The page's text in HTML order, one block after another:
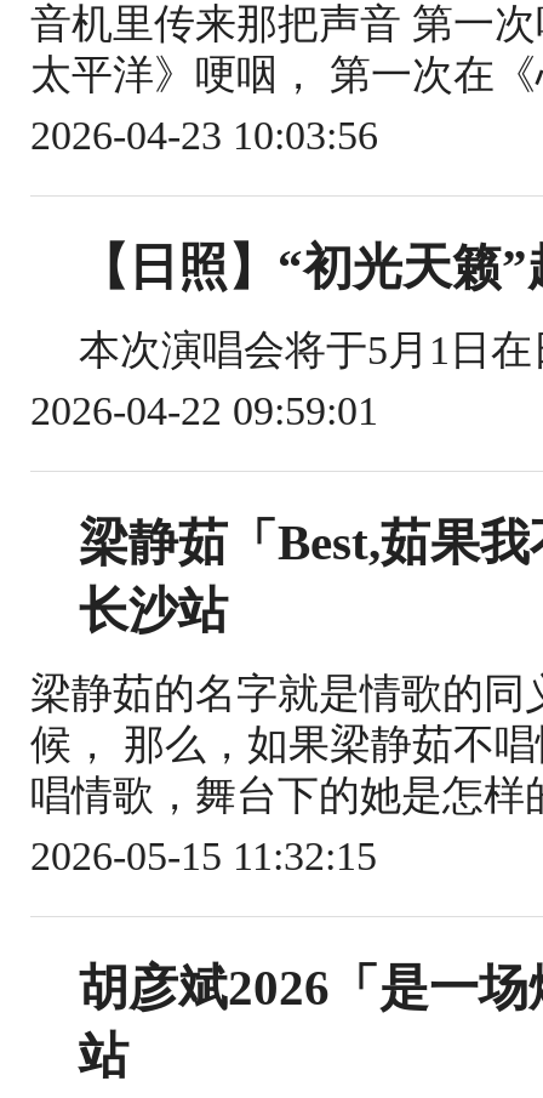
音机里传来那把声音 第一
太平洋》哽咽， 第一次在
2026-04-23 10:03:56
【日照】“初光天籁
本次演唱会将于5月1日
2026-04-22 09:59:01
梁静茹「Best,茹果
长沙站
梁静茹的名字就是情歌的
候， 那么，如果梁静茹不
唱情歌，舞台下的她是怎
2026-05-15 11:32:15
胡彦斌2026「是一
站